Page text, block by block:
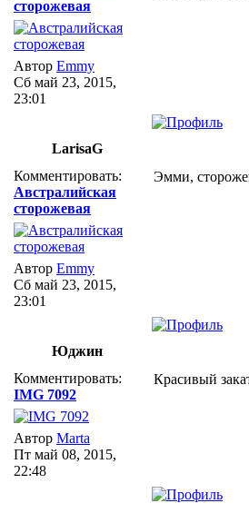
сторожевая
Автор Emmy
Сб май 23, 2015,
23:01
LarisaG
Комментировать:
Австралийская
сторожевая
Автор Emmy
Сб май 23, 2015,
23:01
Эмми,
Юджин
Комментировать:
IMG 7092
Автор Marta
Пт май 08, 2015,
22:48
Красивый